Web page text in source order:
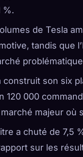
%.
de Tesla
tandis que
construit son six
120 000
majeur où
a chuté de 7,5
sur les